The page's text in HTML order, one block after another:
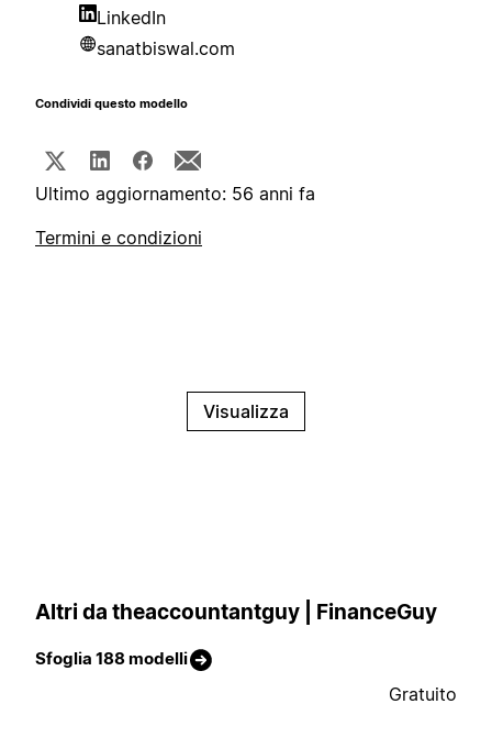
LinkedIn
sanatbiswal.com
Condividi questo modello
Ultimo aggiornamento: 56 anni fa
Termini e condizioni
Visualizza
Altri da theaccountantguy | FinanceGuy
Sfoglia 188 modelli
Gratuito